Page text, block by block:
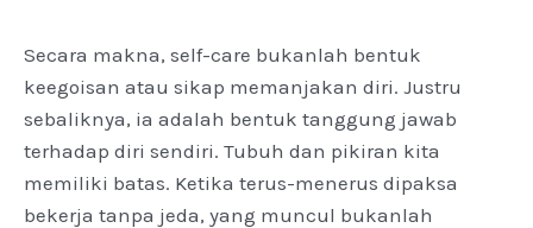
Secara makna, self-care bukanlah bentuk
keegoisan atau sikap memanjakan diri. Justru
sebaliknya, ia adalah bentuk tanggung jawab
terhadap diri sendiri. Tubuh dan pikiran kita
memiliki batas. Ketika terus-menerus dipaksa
bekerja tanpa jeda, yang muncul bukanlah